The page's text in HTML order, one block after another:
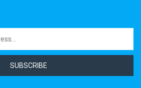
SUBSCRIBE